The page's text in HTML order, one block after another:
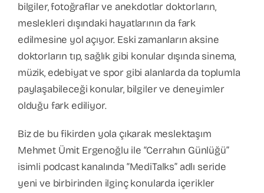
bilgiler, fotoğraflar ve anekdotlar doktorların,
meslekleri dışındaki hayatlarının da fark
edilmesine yol açıyor. Eski zamanların aksine
doktorların tıp, sağlık gibi konular dışında sinema,
müzik, edebiyat ve spor gibi alanlarda da toplumla
paylaşabileceği konular, bilgiler ve deneyimler
olduğu fark ediliyor.
Biz de bu fikirden yola çıkarak meslektaşım
Mehmet Ümit Ergenoğlu ile “Cerrahın Günlüğü”
isimli podcast kanalında “MediTalks” adlı seride
yeni ve birbirinden ilginç konularda içerikler